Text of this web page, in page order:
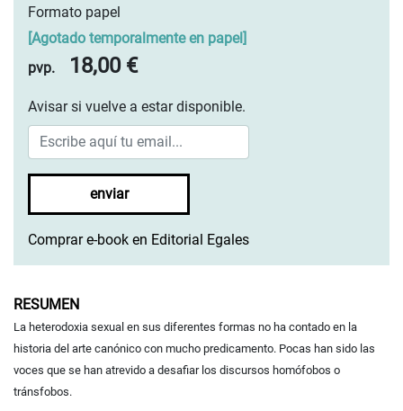
Formato papel
[Agotado temporalmente en papel]
pvp.
18,00 €
Avisar si vuelve a estar disponible.
enviar
Comprar e-book en Editorial Egales
RESUMEN
La heterodoxia sexual en sus diferentes formas no ha contado en la
historia del arte canónico con mucho predicamento. Pocas han sido las
voces que se han atrevido a desafiar los discursos homófobos o
tránsfobos.